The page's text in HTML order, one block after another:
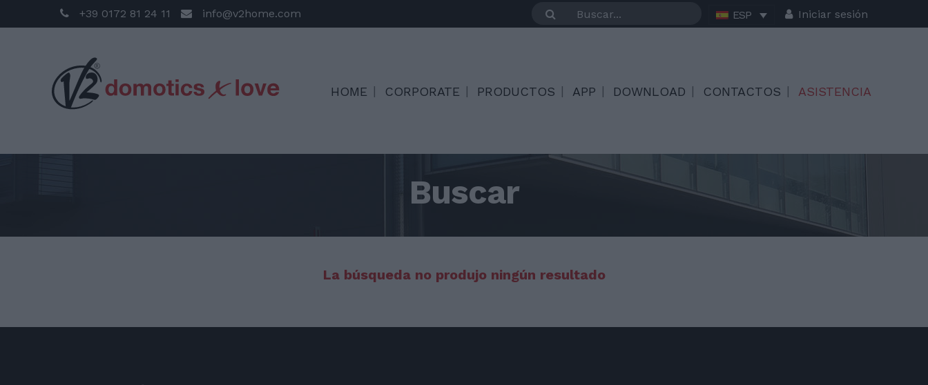
+39 0172 81 24 11 info@v2home.com ESP Iniciar sesión
HOME CORPORATE PRODUCTOS APP DOWNLOAD CONTACTOS ASISTENCIA
Buscar
La búsqueda no produjo ningún resultado